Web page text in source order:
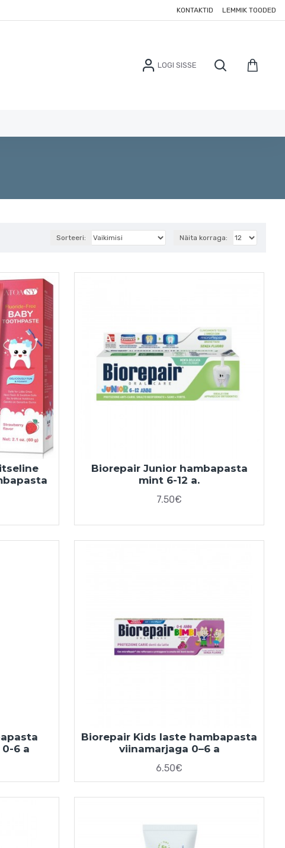
KONTAKTID LEMMIK TOODED
LOGI SISSE
Sorteeri: Näita korraga:
Biorepair Junior hambapasta
mint 6-12 a.
7.50€
6 a
Biorepair Kids laste hambapasta
viinamarjaga 0–6 a
6.50€